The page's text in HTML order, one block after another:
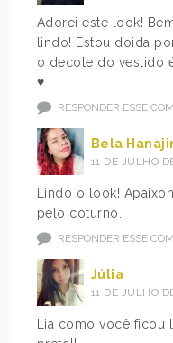
Adorei este look!
lindo! Estou doida
o decote do vestido
♥
RESPONDER ESSE
Bela
11 DE JULHO
Lindo o look!
pelo coturno.
RESPONDER ESSE
Júlia
11 DE JULHO
Lia como você ficou